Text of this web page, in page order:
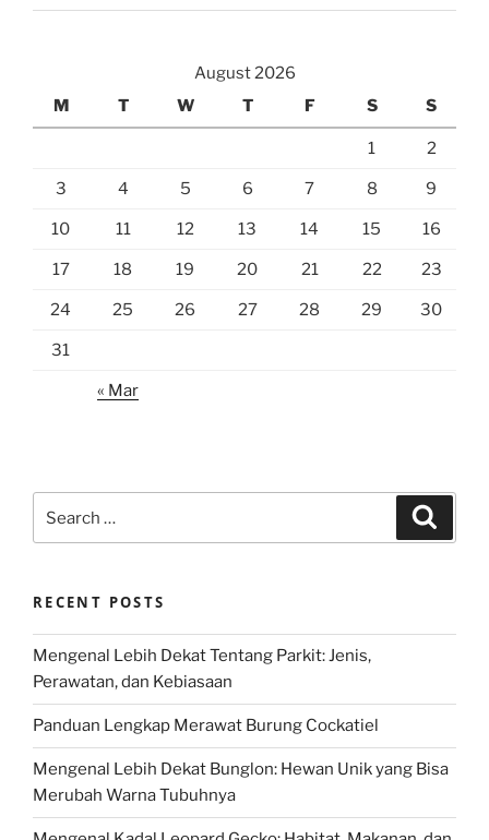
August 2026
M
T W T F S S
1 2
3 4 5 6 7 8 9
10 11 12 13 14 15 16
17 18 19 20 21 22 23
24 25 26 27 28 29 30
31
« Mar
for:
RECENT POSTS
Mengenal Lebih Dekat Tentang Parkit: Jenis,
Perawatan, dan Kebiasaan
Panduan Lengkap Merawat Burung Cockatiel
Mengenal Lebih Dekat Bunglon: Hewan Unik yang Bisa
Merubah Warna Tubuhnya